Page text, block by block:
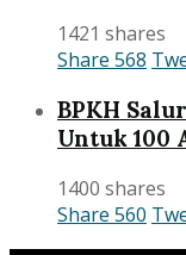
1421 shares
Share 568
BPKH
Untuk 100
1400 shares
Share 560